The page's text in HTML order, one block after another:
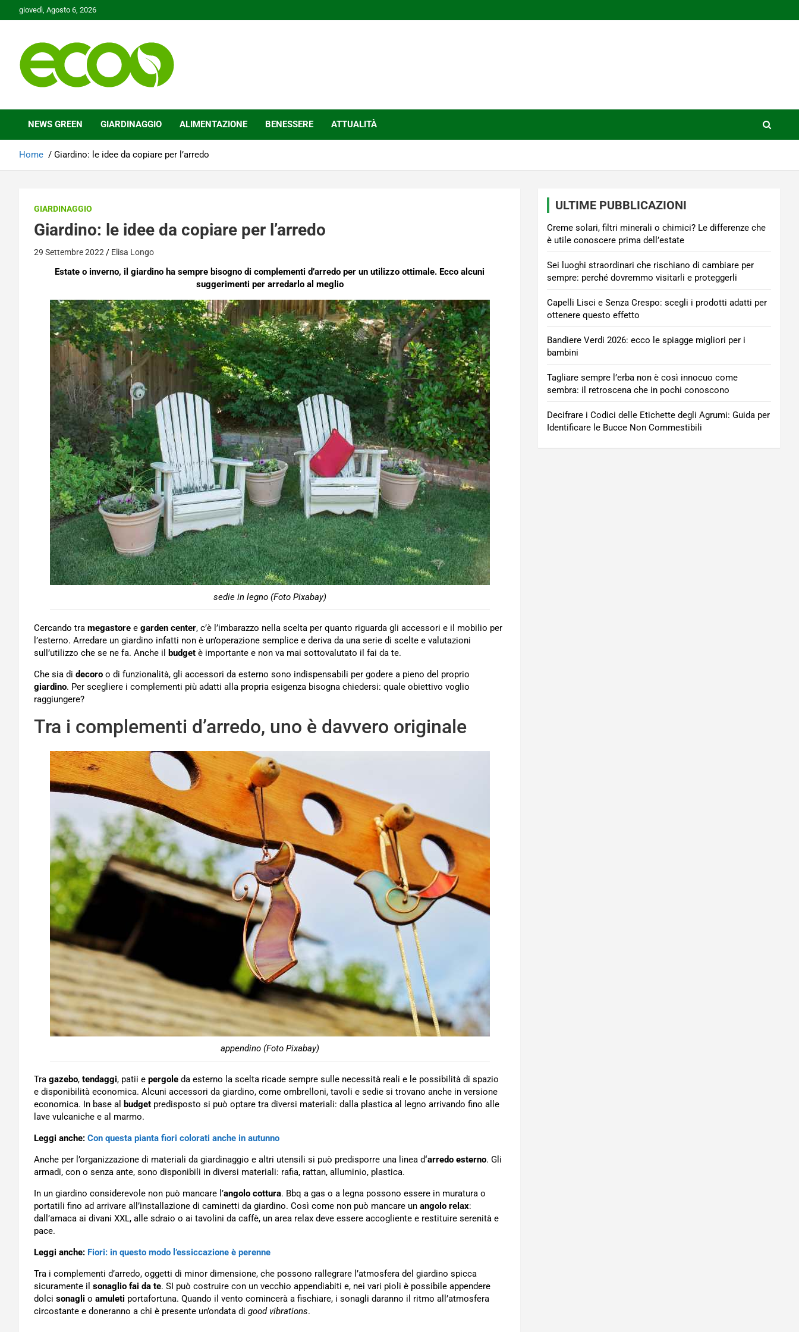
to
giovedì, Agosto 6, 2026
Ecoo.it
NEWS GREEN GIARDINAGGIO ALIMENTAZIONE BENESSERE ATTUALITÀ
Home Giardino: le idee da copiare per l’arredo
GIARDINAGGIO
Giardino: le idee da copiare per l’arredo
29 Settembre 2022 Elisa Longo
Estate o inverno, il giardino ha sempre bisogno di complementi d’arredo per un utilizzo ottimale. Ecco alcuni
suggerimenti per arredarlo al meglio
sedie in legno (Foto Pixabay)
Cercando tra megastore e garden center, c’è l’imbarazzo nella scelta per quanto riguarda gli accessori e il mobilio per
l’esterno. Arredare un giardino infatti non è un’operazione semplice e deriva da una serie di scelte e valutazioni
sull’utilizzo che se ne fa. Anche il
budget è importante e non va mai sottovalutato il fai da te.
Che sia di decoro o di funzionalità, gli accessori da esterno sono indispensabili per godere a pieno del proprio
giardino. Per scegliere i complementi più adatti alla propria esigenza bisogna chiedersi: quale obiettivo voglio
raggiungere?
Tra i complementi d’arredo, uno è davvero originale
appendino (Foto Pixabay)
Tra gazebo, tendaggi, patii e pergole da esterno la scelta ricade sempre sulle necessità reali e le possibilità di spazio
e disponibilità economica. Alcuni accessori da giardino, come ombrelloni, tavoli e sedie si trovano anche in versione
economica. In base al budget predisposto si può optare tra diversi materiali: dalla plastica al legno arrivando fino alle
lave vulcaniche e al marmo.
Leggi anche: Con questa pianta fiori colorati anche in autunno
Anche per l’organizzazione di materiali da giardinaggio e altri utensili si può predisporre una linea d‘arredo esterno. Gli
armadi, con o senza ante, sono disponibili in diversi materiali: rafia, rattan, alluminio, plastica.
In un giardino considerevole non può mancare l’angolo cottura. Bbq a gas o a legna possono essere in muratura o
portatili fino ad arrivare all’installazione di caminetti da giardino. Così come non può mancare un angolo relax:
dall’amaca ai divani XXL, alle sdraio o ai tavolini da caffè, un area relax deve essere accogliente e restituire serenità e
pace.
Leggi anche: Fiori: in questo modo l’essiccazione è perenne
Tra i complementi d’arredo, oggetti di minor dimensione, che possono rallegrare l’atmosfera del giardino spicca
sicuramente il sonaglio fai da te. SI può costruire con un vecchio appendiabiti e, nei vari pioli è possibile appendere
dolci sonagli o amuleti portafortuna. Quando il vento comincerà a fischiare, i sonagli daranno il ritmo all’atmosfera
circostante e doneranno a chi è presente un’ondata di good vibrations.
ULTIME PUBBLICAZIONI
Creme solari, filtri minerali o chimici? Le differenze che
è utile conoscere prima dell’estate
Sei luoghi straordinari che rischiano di cambiare per
sempre: perché dovremmo visitarli e proteggerli
Capelli Lisci e Senza Crespo: scegli i prodotti adatti per
ottenere questo effetto
Bandiere Verdi 2026: ecco le spiagge migliori per i
bambini
Tagliare sempre l’erba non è così innocuo come
sembra: il retroscena che in pochi conoscono
Decifrare i Codici delle Etichette degli Agrumi: Guida per
Identificare le Bucce Non Commestibili